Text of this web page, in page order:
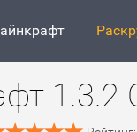
1.3.2